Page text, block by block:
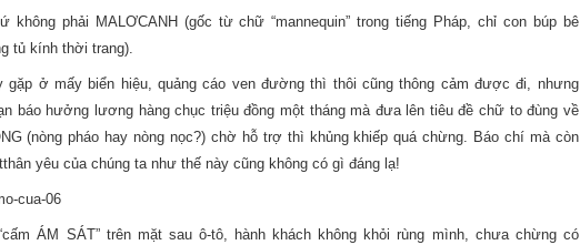
không phải MALƠCANH (gốc từ chữ “mannequin” trong tiếng Pháp, chỉ con búp bê
tủ kính thời trang).
gặp ở mấy biển hiệu, quảng cáo ven đường thì thôi cũng thông cảm được đi, nhưng
báo hưởng lương hàng chục triệu đồng một tháng mà đưa lên tiêu đề chữ to đùng về
(nòng pháo hay nòng nọc?) chờ hỗ trợ thì khủng khiếp quá chừng. Báo chí mà còn
yêu của chúng ta như thế này cũng không có gì đáng lạ!
cua-06
ÁM SÁT” trên mặt sau ô-tô, hành khách không khỏi rùng mình, chưa chừng có